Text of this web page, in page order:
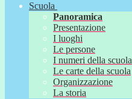
Scuola
Panoramica
Presentazione
I luoghi
Le persone
I numeri della scuola
Le carte della scuola
Organizzazione
La storia